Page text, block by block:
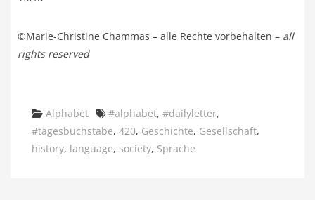
©Marie-Christine Chammas – alle Rechte vorbehalten – all
rights reserved
Categories
Alphabet Tags
#alphabet, #dailyletter,
#tagesbuchstabe, 420, Geschichte, Gesellschaft,
history, language, society, Sprache